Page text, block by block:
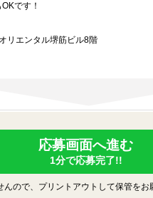
です！
リエンタル堺筋ビル8階
応募画面へ進む
1分で応募完了!!
ので、プリントアウトして保管をお